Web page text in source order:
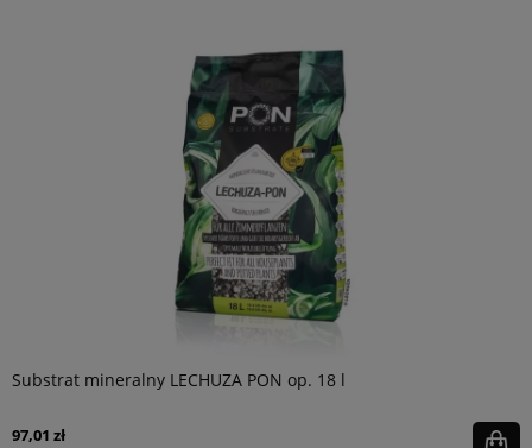
Substrat mineralny LECHUZA PON op. 18 l
97,01 zł